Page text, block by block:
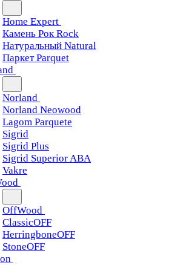
Home Expert
Камень Рок Rock
Натуральный Natural
Паркет Parquet
Norland
Norland Neowood
Lagom Parquete
Sigrid
Sigrid Plus
Sigrid Superior ABA
Vakre
OffWood
ClassicOFF
HerringboneOFF
StoneOFF